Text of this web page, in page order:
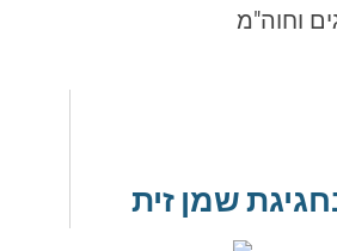
שמן זית